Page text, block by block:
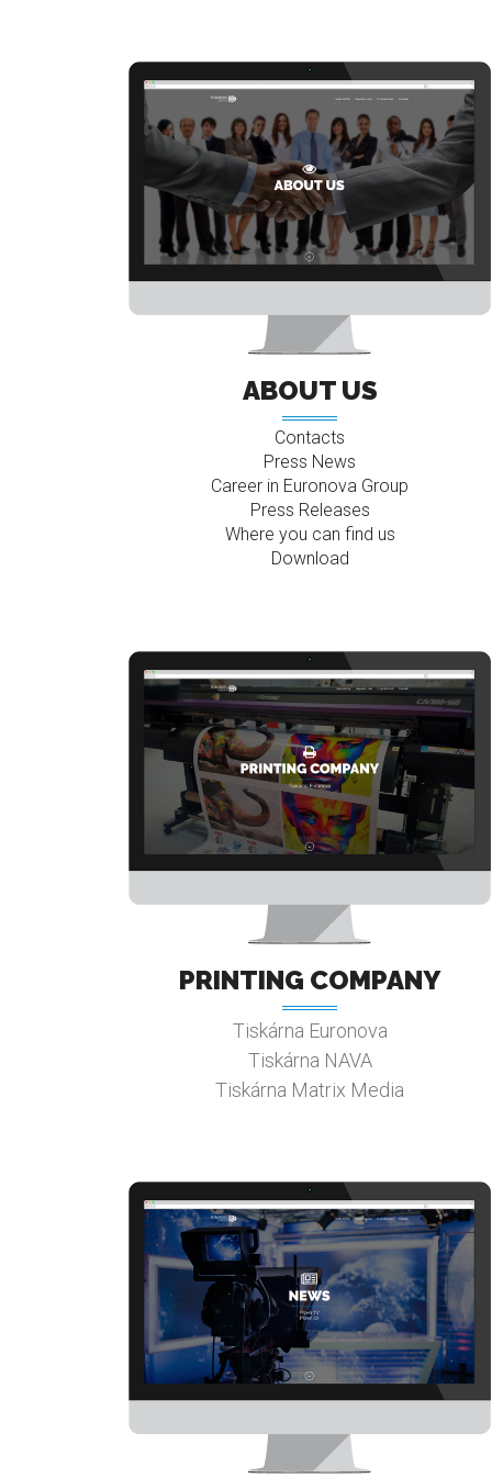
ABOUT US
Contacts
Press News
Career in Euronova Group
Press Releases
Where you can find us
Download
PRINTING COMPANY
Tiskárna Euronova
Tiskárna NAVA
Tiskárna Matrix Media